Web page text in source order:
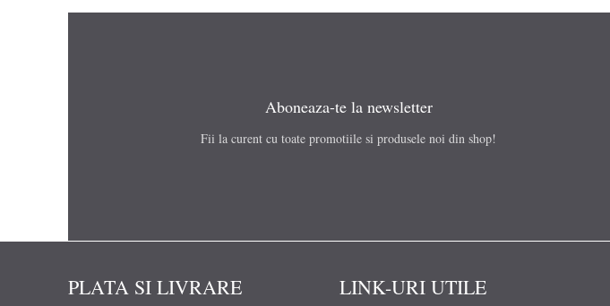
Aboneaza-te la newsletter
Fii la curent cu toate promotiile si produsele noi din shop!
PLATA SI LIVRARE LINK-URI UTILE